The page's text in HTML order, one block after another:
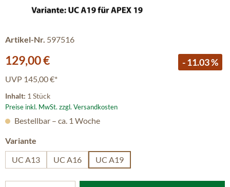
Artikel-Nr. 597516
Verkaufspreis:
129,00 € - 11.03 %
UVP 145,00 €*
Inhalt: 1 Stück
Preise inkl. MwSt. zzgl. Versandkosten
Bestellbar – ca. 1 Woche
Variante
UC A13
UC A16 UC A19